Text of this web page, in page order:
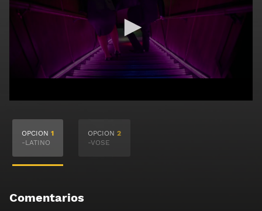
Haz clic 3 veces en el botón para desbloquear el
OPCION 1
-LATINO
OPCION 2
-VOSE
Comentarios